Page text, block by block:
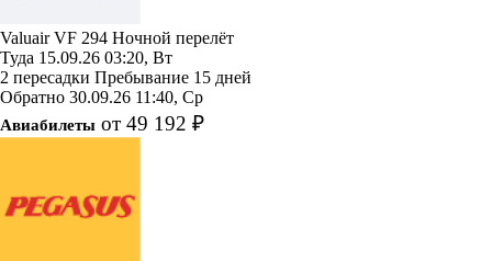
ValuairVF 294 Ночной перелёт
Туда 15.09.26 03:20, Вт
2 пересадки Пребывание 15 дней
Обратно 30.09.26 11:40, Ср
Авиабилеты от 49 192 ₽